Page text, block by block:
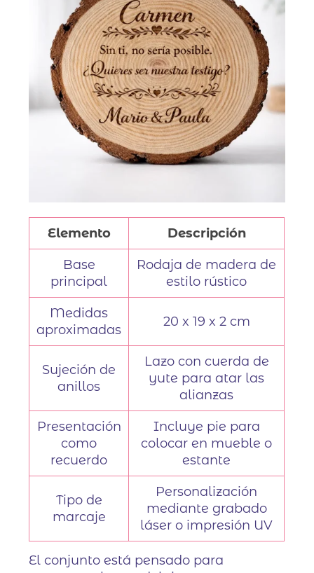
Elemento Descripción
Base
principal
Rodaja de madera de
estilo rústico
Medidas
aproximadas
20 x 19 x 2 cm
Sujeción de
anillos
Lazo con cuerda de
yute para atar las
alianzas
Presentación
como
recuerdo
Incluye pie para
colocar en mueble o
estante
Tipo de
marcaje
Personalización
mediante grabado
láser o impresión UV
El conjunto está pensado para